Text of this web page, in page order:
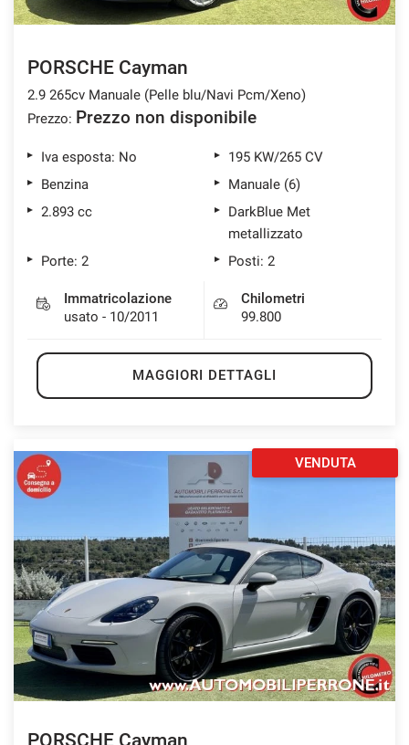
PORSCHE Cayman
2.9 265cv Manuale (Pelle blu/Navi Pcm/Xeno)
Prezzo: Prezzo non disponibile
Iva esposta: No
195 KW/265 CV
Benzina
Manuale (6)
2.893 cc
DarkBlue Met
metallizzato
Porte: 2
Posti: 2
Immatricolazione
usato - 10/2011
Chilometri
99.800
MAGGIORI DETTAGLI
VENDUTA
PORSCHE Cayman